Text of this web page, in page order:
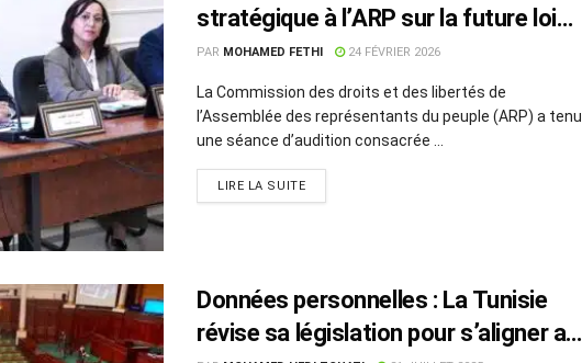
stratégique à l’ARP sur la future loi
organique
PAR MOHAMED FETHI 24 FÉVRIER 2026
La Commission des droits et des libertés de
l’Assemblée des représentants du peuple (ARP) a tenu
une séance d’audition consacrée ...
LIRE LA SUITE
Données personnelles : La Tunisie
révise sa législation pour s’aligner aux